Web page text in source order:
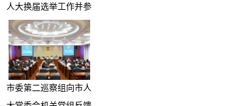
人大换届选举工作并参
加市人大代表小组主题
活动
市委第二巡察组向市人